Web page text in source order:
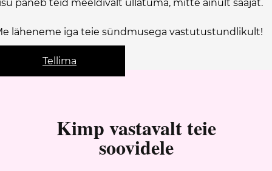
paneb teid meeldivalt üllatuma, mitte ainult saajat.
läheneme iga teie sündmusega vastutustundlikult!
Tellima
Kimp vastavalt teie
soovidele